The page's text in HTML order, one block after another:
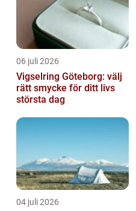
06 juli 2026
Vigselring Göteborg: välj
rätt smycke för ditt livs
största dag
04 juli 2026